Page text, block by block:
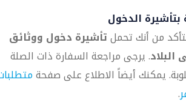
بتأشيرة الدخول
من أنك تحملتأشيرة دخول ووثائق
. يرجى مراجعة السفارة ذات الصلة
يمكنك أيضاً الاطلاع على صفحة
.